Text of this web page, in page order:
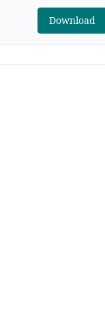
Download